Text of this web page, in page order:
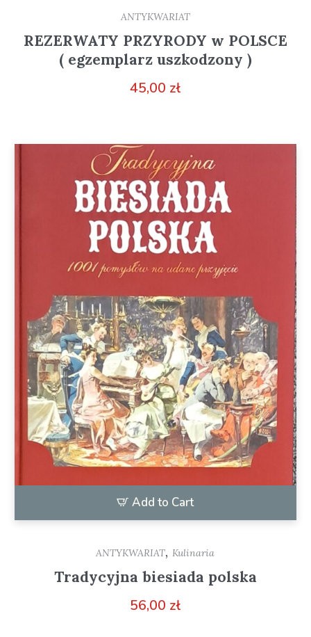
ANTYKWARIAT
REZERWATY PRZYRODY w POLSCE
( egzemplarz uszkodzony )
45,00 zł
Add to Cart
ANTYKWARIAT,Kulinaria
Tradycyjna biesiada polska
56,00 zł